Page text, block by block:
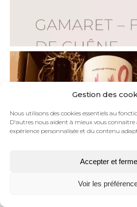
Gestion des
Nous utilisons des cookies essentiels au
D'autres nous aident à mieux vous
expérience personnalisée et du contenu
Accepter et
Voir les